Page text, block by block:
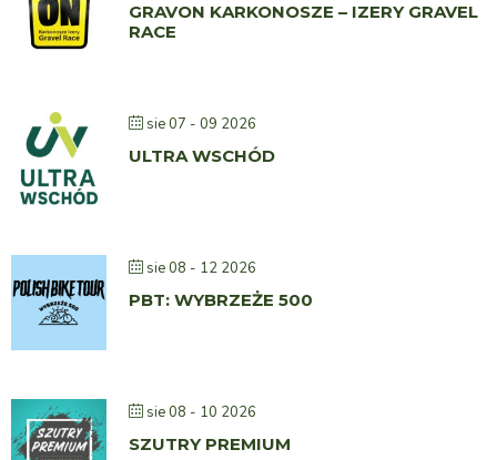
GRAVON KARKONOSZE – IZERY GRAVEL
RACE
sie 07 - 09 2026
ULTRA WSCHÓD
sie 08 - 12 2026
PBT: WYBRZEŻE 500
sie 08 - 10 2026
SZUTRY PREMIUM